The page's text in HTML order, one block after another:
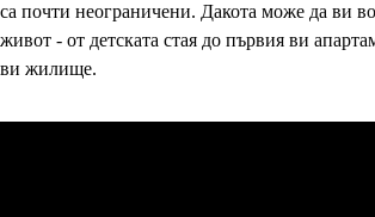
са почти неограничени. Дакота може да ви
живот - от детската стая до първия ви
ви жилище.